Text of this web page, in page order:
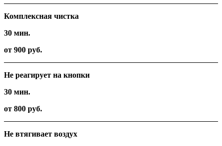
Комплексная чистка
30 мин.
от 900 руб.
Не реагирует на кнопки
30 мин.
от 800 руб.
Не втягивает воздух